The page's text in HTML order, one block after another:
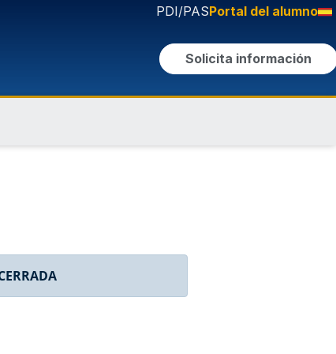
PDI/PASPortal del alumno
Solicita información